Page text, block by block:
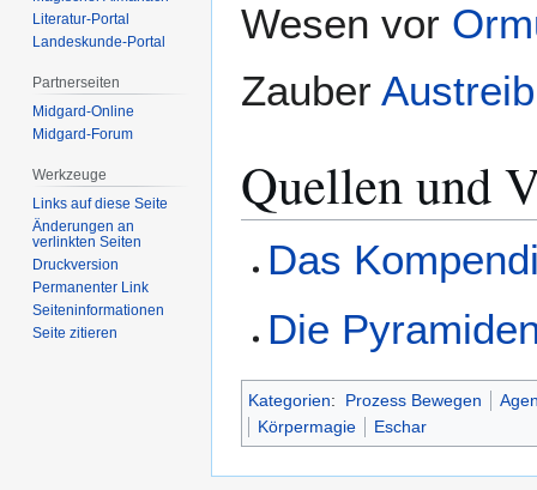
Wesen vor
Zauber
Quellen und
Das
Die
Kategorien: Prozess Bewegen
Körpermagie
Eschar
Literatur-Portal
Landeskunde-Portal
Partnerseiten
Midgard-Online
Midgard-Forum
Werkzeuge
Links auf diese Seite
Änderungen an
verlinkten Seiten
Druckversion
Permanenter Link
Seiten­­informationen
Seite zitieren